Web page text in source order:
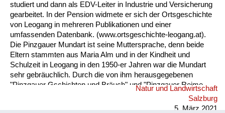
studiert und dann als EDV-Leiter in Industrie und Versicherung
gearbeitet. In der Pension widmete er sich der Ortsgeschichte
von Leogang in mehreren Publikationen und einer
umfassenden Datenbank. (www.ortsgeschichte-leogang.at).
Die Pinzgauer Mundart ist seine Muttersprache, denn beide
Eltern stammten aus Maria Alm und in der Kindheit und
Schulzeit in Leogang in den 1950-er Jahren war die Mundart
sehr gebräuchlich. Durch die von ihm herausgegebenen
"Pinzgauer Gschichten und Bräuch" und "Pinzgauer Reime,
Sprüche und Kuchltips" der Maria Almer Mundartdichterin
Gretl Widauer (1999) wurde sein Interesse an dieser Sprache
Natur und Landwirtschaft
Salzburg
5. März 2021